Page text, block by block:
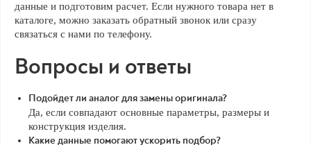
данные и подготовим расчет. Если нужного товара нет в
каталоге, можно заказать обратный звонок или сразу
связаться с нами по телефону.
Вопросы и ответы
Подойдет ли аналог для замены оригинала?
Да, если совпадают основные параметры, размеры и
конструкция изделия.
Какие данные помогают ускорить подбор?